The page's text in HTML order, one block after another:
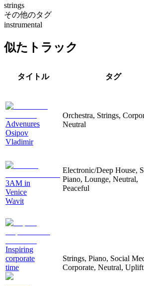
strings
その他のタグ
instrumental
似たトラック
タイトル タグ
Advenures
Osipov
Vladimir
Orchestra, Strings,
Neutral
3AM in
Venice
Wavit
Electronic/Deep House,
Piano, Lounge, Neutral,
Peaceful
Inspiring
corporate
time
Strings, Piano, Social
Corporate, Neutral,